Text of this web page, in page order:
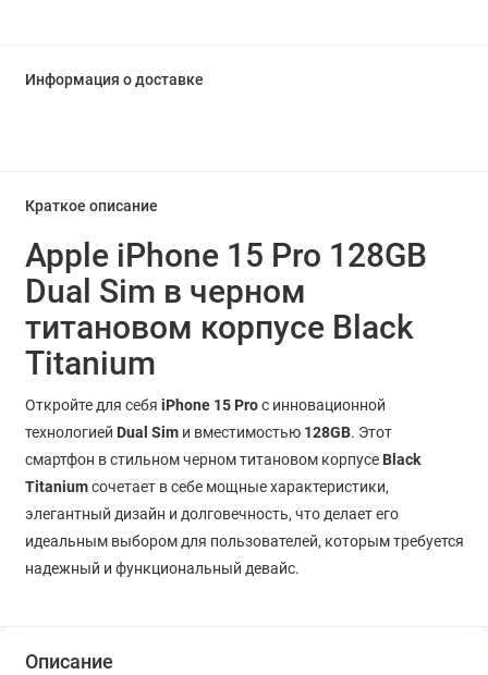
Информация о доставке
Краткое описание
Apple iPhone 15 Pro 128GB
Dual Sim в черном
титановом корпусе Black
Titanium
Откройте для себя iPhone 15 Proс инновационной
технологией Dual Simи вместимостью 128GB. Этот
смартфон в стильном черном титановом корпусе Black
Titaniumсочетает в себе мощные характеристики,
элегантный дизайн и долговечность, что делает его
идеальным выбором для пользователей, которым требуется
надежный и функциональный девайс.
Описание